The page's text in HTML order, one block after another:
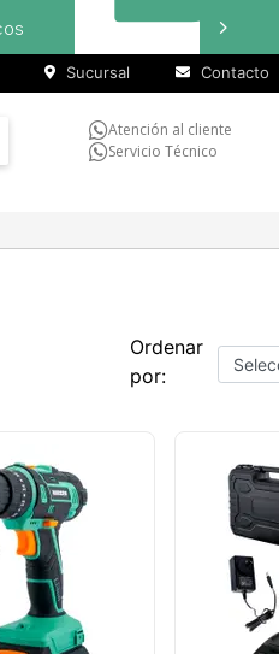
Sucursal Contacto
Atención al cliente
Servicio Técnico
Ordenar
por: